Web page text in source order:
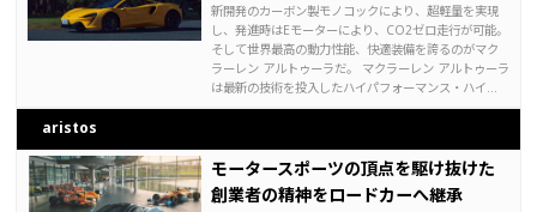
新開発のカーボン製モノコックにより、超軽量を実現
し、発進時はEモーターにより、CO2ゼロ走行が可能。
そして世界最高の動力性能、快適装備を誇るのがマク
ラーレン アルトゥーラだ。 マクラーレン アルトゥーラ
は最新の技術を投入したハイパフォーマンス・ハイ...
aristos
モータースポーツの頂点を駆け抜けた
創業者の精神をロードカーへ継承